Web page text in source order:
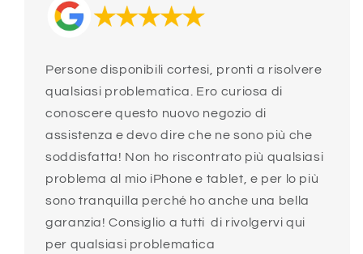
Persone disponibili cortesi, pronti a risolvere
qualsiasi problematica. Ero curiosa di
conoscere questo nuovo negozio di
assistenza e devo dire che ne sono più che
soddisfatta! Non ho riscontrato più qualsiasi
problema al mio iPhone e tablet, e per lo più
sono tranquilla perché ho anche una bella
garanzia! Consiglio a tutti di rivolgervi qui
per qualsiasi problematica